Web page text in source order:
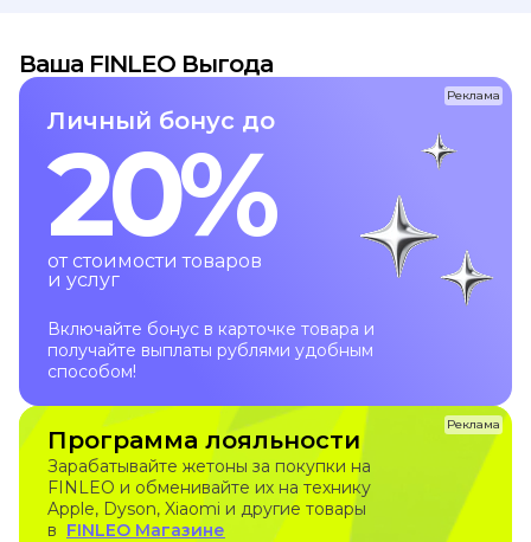
Ваша FINLEO Выгода
Реклама
Личный бонус до
20%
от стоимости товаров
и услуг
Включайте бонус в карточке товара и
получайте выплаты рублями удобным
способом!
Реклама
Программа лояльности
Зарабатывайте жетоны за покупки на
FINLEO и обменивайте их на технику
Apple, Dyson, Xiaomi и другие товары
в FINLEO Магазине